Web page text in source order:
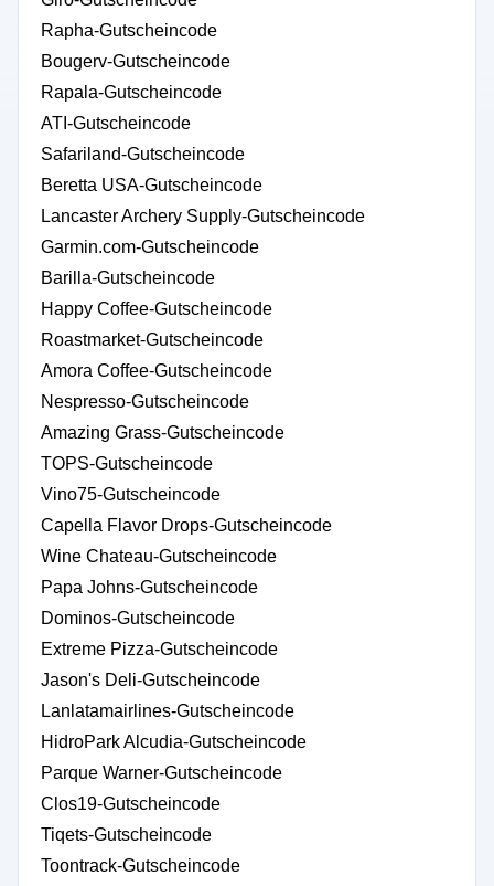
Rapha-Gutscheincode
Bougerv-Gutscheincode
Rapala-Gutscheincode
ATI-Gutscheincode
Safariland-Gutscheincode
Beretta USA-Gutscheincode
Lancaster Archery Supply-Gutscheincode
Garmin.com-Gutscheincode
Barilla-Gutscheincode
Happy Coffee-Gutscheincode
Roastmarket-Gutscheincode
Amora Coffee-Gutscheincode
Nespresso-Gutscheincode
Amazing Grass-Gutscheincode
TOPS-Gutscheincode
Vino75-Gutscheincode
Capella Flavor Drops-Gutscheincode
Wine Chateau-Gutscheincode
Papa Johns-Gutscheincode
Dominos-Gutscheincode
Extreme Pizza-Gutscheincode
Jason's Deli-Gutscheincode
Lanlatamairlines-Gutscheincode
HidroPark Alcudia-Gutscheincode
Parque Warner-Gutscheincode
Clos19-Gutscheincode
Tiqets-Gutscheincode
Toontrack-Gutscheincode